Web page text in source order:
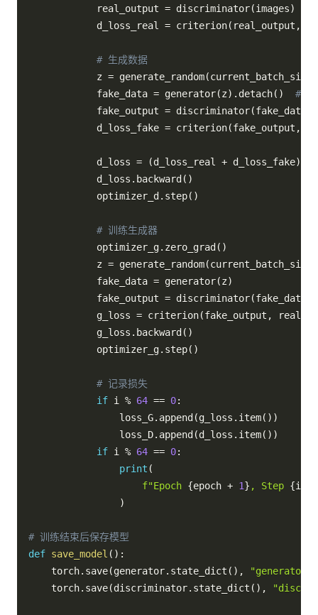
            real_output
= discriminator(images)
            d_loss_real
= criterion( real_output ,
# 生成数据
            z
= generate_random(current_batch_size
            fake_data
= generator(z) . detach( )
# 不
            fake_output
= discriminator(fake_data
            d_loss_fake
= criterion(fake_output ,
            d_loss
= (d_loss_real + d_loss_fake)
            d_loss
. backward ( )
            optimizer_d
. step( )
# 训练生成器
            optimizer_g
. zero_grad ( )
            z
= generate_random(current_batch_size
            fake_data
= generator(z)
            fake_output
= discriminator(fake_data
            g_loss
= criterion(fake_output ,
            g_loss
. backward ( )
            optimizer_g
. step( )
# 记录损失
if i % 64 == 0:
                loss_G
. append (g_loss . item( ) )
                loss_D
. append (d_loss . item( ) )
if i % 64 == 0:
print (
f"Epoch {epoch + 1} , Step {i
)
# 训练结束后保存模型
def save_model ( ) :
    torch
. save(generator. state_dict ( ) ,
    torch
. save(discriminator. state_dict ( ) ,